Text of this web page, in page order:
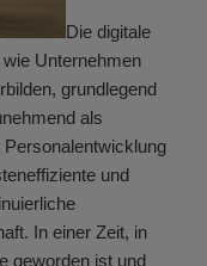
Die digitale
Unternehmen
grundlegend
als
und
In einer Zeit, in
geworden ist und